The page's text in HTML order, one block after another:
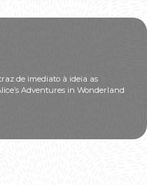
de imediato à ideia as
Adventures in Wonderland